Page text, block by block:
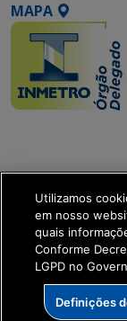
MAPA
Executiva de
get_footer();
Utilizamos
em nosso
quais
Conforme
LGPD no
Definições